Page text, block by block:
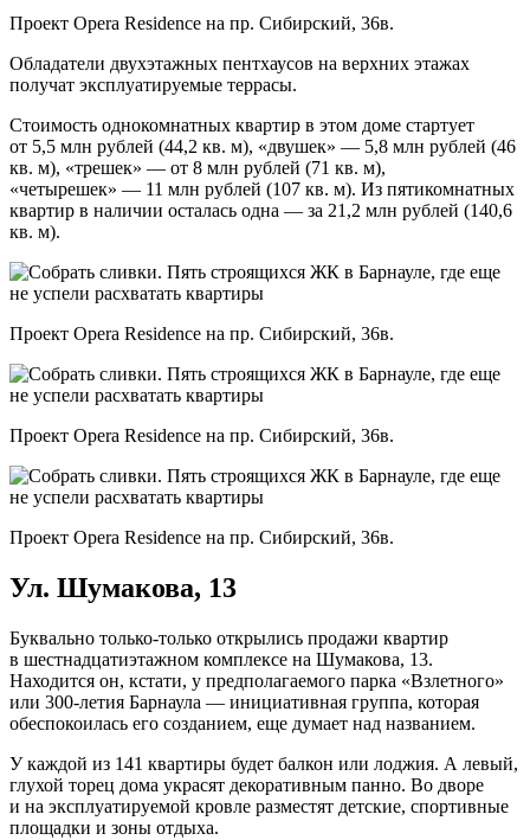
Проект Opera Residence на пр. Сибирский, 36в.
Обладатели двухэтажных пентхаусов на верхних этажах
получат эксплуатируемые террасы.
Стоимость однокомнатных квартир в этом доме стартует
от 5,5 млн рублей (44,2 кв. м), «двушек» — 5,8 млн рублей (46
кв. м), «трешек» — от 8 млн рублей (71 кв. м),
«четырешек» — 11 млн рублей (107 кв. м). Из пятикомнатных
квартир в наличии осталась одна — за 21,2 млн рублей (140,6
кв. м).
Проект Opera Residence на пр. Сибирский, 36в.
Проект Opera Residence на пр. Сибирский, 36в.
Проект Opera Residence на пр. Сибирский, 36в.
Ул. Шумакова, 13
Буквально только-только открылись продажи квартир
в шестнадцатиэтажном комплексе на Шумакова, 13.
Находится он, кстати, у предполагаемого парка «Взлетного»
или 300-летия Барнаула — инициативная группа, которая
обеспокоилась его созданием, еще думает над названием.
У каждой из 141 квартиры будет балкон или лоджия. А левый,
глухой торец дома украсят декоративным панно. Во дворе
и на эксплуатируемой кровле разместят детские, спортивные
площадки и зоны отдыха.